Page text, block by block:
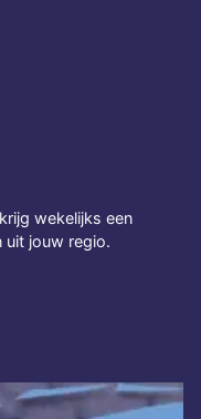
wekelijks een
uit jouw regio.